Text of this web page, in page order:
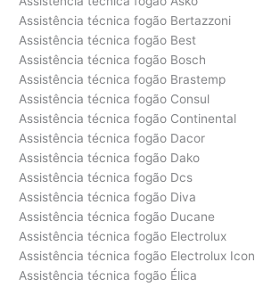
Assistência técnica fogão Bertazzoni
Assistência técnica fogão Best
Assistência técnica fogão Bosch
Assistência técnica fogão Brastemp
Assistência técnica fogão Consul
Assistência técnica fogão Continental
Assistência técnica fogão Dacor
Assistência técnica fogão Dako
Assistência técnica fogão Dcs
Assistência técnica fogão Diva
Assistência técnica fogão Ducane
Assistência técnica fogão Electrolux
Assistência técnica fogão Electrolux Icon
Assistência técnica fogão Élica